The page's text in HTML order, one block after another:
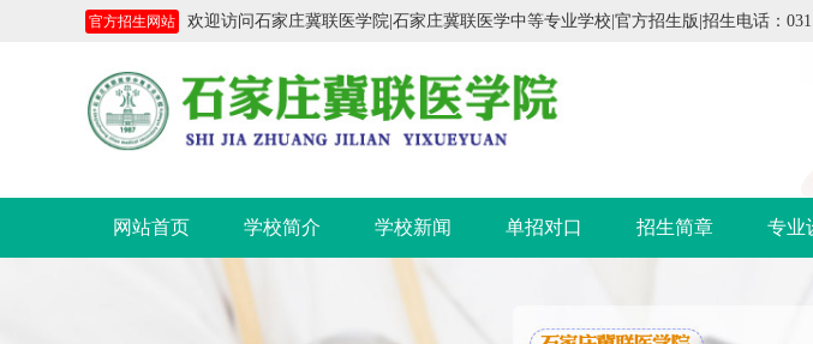
官方招生网站 欢迎访问石家庄冀联医学院|石家庄冀联医学中等专业学校|官方招生版|招生电话：
网站首页 学校简介 学校新闻 单招对口 招生简章 专业